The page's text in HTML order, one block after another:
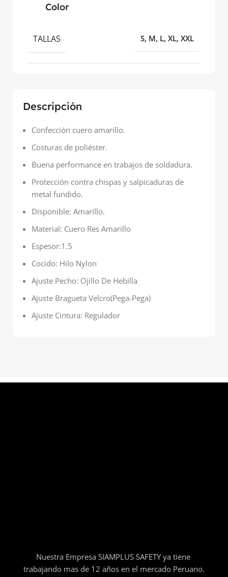
Descripción
Confección cuero amarillo.
Costuras de poliéster.
Buena performance en trabajos de soldadura.
Protección contra chispas y salpicaduras de
metal fundido.
Disponible: Amarillo.
Material: Cuero Res Amarillo
Espesor:1.5
Cocido: Hilo Nylon
Ajuste Pecho: Ojillo De Hebilla
Ajuste Bragueta Velcro(Pega-Pega)
Ajuste Cintura: Regulador
Color
TALLAS S, M, L, XL, XXL
Nuestra Empresa SIAMPLUS SAFETY ya tiene
trabajando mas de 12 años en el mercado Peruano.